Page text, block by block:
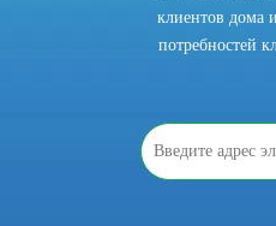
Что мы должны знать, прежде чем использовать рулонную гибочный станок?
клиентов дома
потребностей